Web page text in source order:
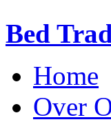
Bed
Home
Over